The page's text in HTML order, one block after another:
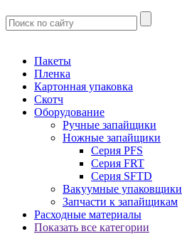
Пакеты
Пленка
Картонная упаковка
Скотч
Оборудование
Ручные запайщики
Ножные запайщики
Серия PFS
Серия FRT
Серия SFTD
Вакуумные упаковщики
Запчасти к запайщикам
Расходные материалы
Показать все категории